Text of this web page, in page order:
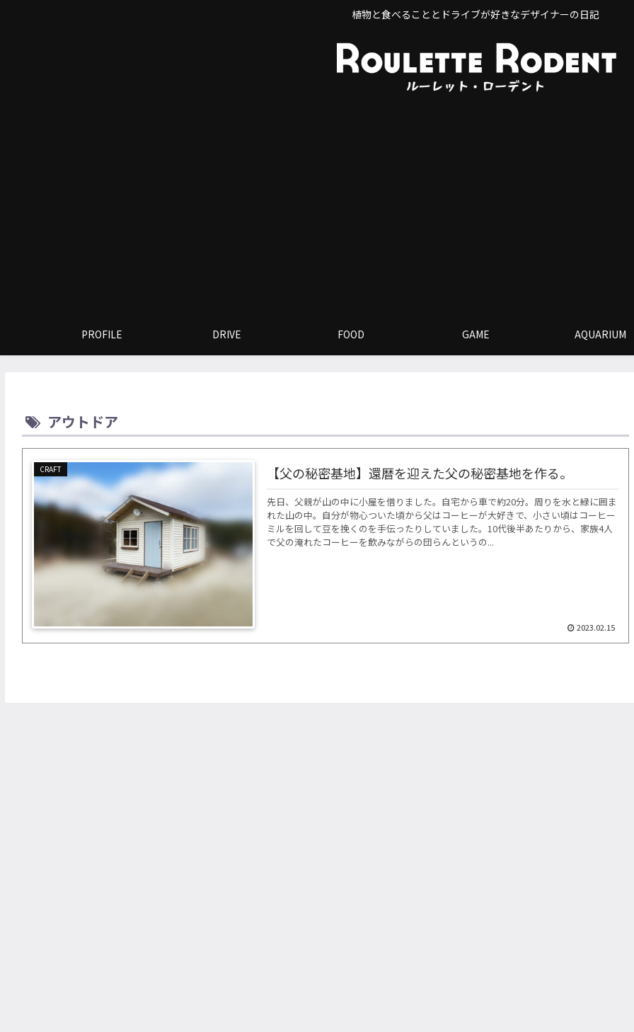
植物と食べることとドライブが好きなデザイナーの日記
PROFILE DRIVE FOOD GAME AQUARIUM
アウトドア
CRAFT 【父の秘密基地】還暦を迎えた父の秘密基地を作る。
先日、父親が山の中に小屋を借りました。自宅から車で約20分。周りを水と緑に囲ま
れた山の中。自分が物心ついた頃から父はコーヒーが大好きで、小さい頃はコーヒー
ミルを回して豆を挽くのを手伝ったりしていました。10代後半あたりから、家族4人
で父の淹れたコーヒーを飲みながらの団らんというの...
2023.02.15